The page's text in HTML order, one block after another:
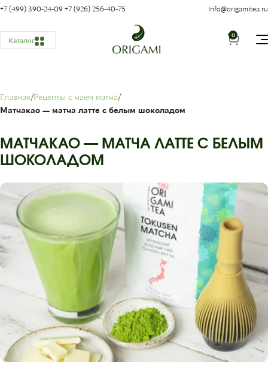
+7 (499) 390-24-09 +7 (926) 256-40-75 Info@origamitea.ru
Каталог
0
Главная Рецепты с чаем матча
Матчакао — матча латте с белым шоколадом
МАТЧАКАО — МАТЧА ЛАТТЕ С БЕЛЫМ
ШОКОЛАДОМ